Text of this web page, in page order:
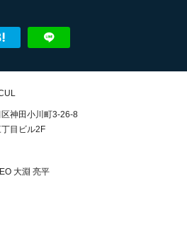
神田小川町3-26-8
目ビル2F
大淵 亮平